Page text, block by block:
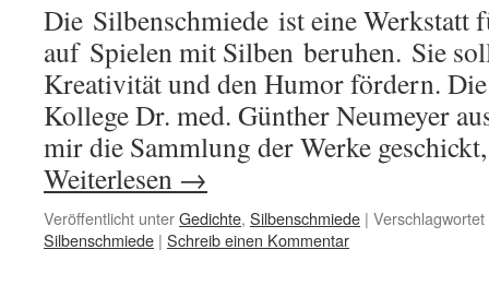
Die Silbenschmiede ist eine Werkstatt
auf Spielen mit Silben beruhen. Sie
Kreativität und den Humor fördern.
Kollege Dr. med. Günther Neumeyer
mir die Sammlung der Werke
Weiterlesen →
Veröffentlicht unterGedichte, Silbenschmiede | Verschlagwortet
Silbenschmiede | Schreib einen Kommentar